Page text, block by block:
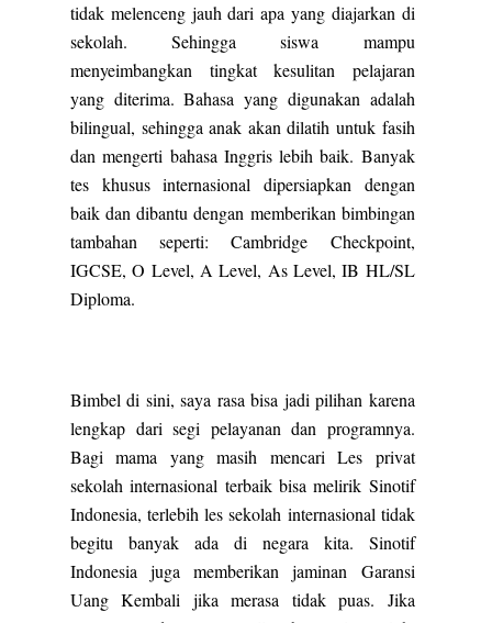
tidak melenceng jauh dari apa yang diajarkan di
sekolah. Sehingga siswa mampu
menyeimbangkan tingkat kesulitan pelajaran
yang diterima. Bahasa yang digunakan adalah
bilingual, sehingga anak akan dilatih untuk fasih
dan mengerti bahasa Inggris lebih baik. Banyak
tes khusus internasional dipersiapkan dengan
baik dan dibantu dengan memberikan bimbingan
tambahan seperti: Cambridge Checkpoint,
IGCSE, O Level, A Level, As Level, IB HL/SL
Diploma.
Bimbel di sini, saya rasa bisa jadi pilihan karena
lengkap dari segi pelayanan dan programnya.
Bagi mama yang masih mencari Les privat
sekolah internasional terbaik bisa melirik Sinotif
Indonesia, terlebih les sekolah internasional tidak
begitu banyak ada di negara kita. Sinotif
Indonesia juga memberikan jaminan Garansi
Uang Kembali jika merasa tidak puas. Jika